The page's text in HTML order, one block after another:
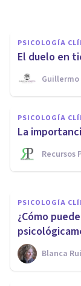
PSICOLOGÍA
El duelo en
PSICOLOGÍA
La
Recursos
Miedo
causa?
Centro
PSICOLOGÍA
¿Cómo
Blanca